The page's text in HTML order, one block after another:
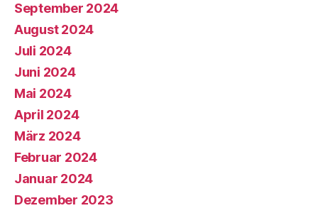
September 2024
August 2024
Juli 2024
Juni 2024
Mai 2024
April 2024
März 2024
Februar 2024
Januar 2024
Dezember 2023